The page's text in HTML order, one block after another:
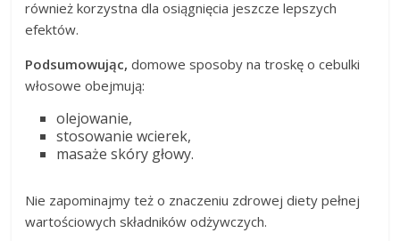
również korzystna dla osiągnięcia jeszcze lepszych
efektów.
Podsumowując, domowe sposoby na troskę o cebulki
włosowe obejmują:
olejowanie,
stosowanie wcierek,
masaże skóry głowy.
Nie zapominajmy też o znaczeniu zdrowej diety pełnej
wartościowych składników odżywczych.